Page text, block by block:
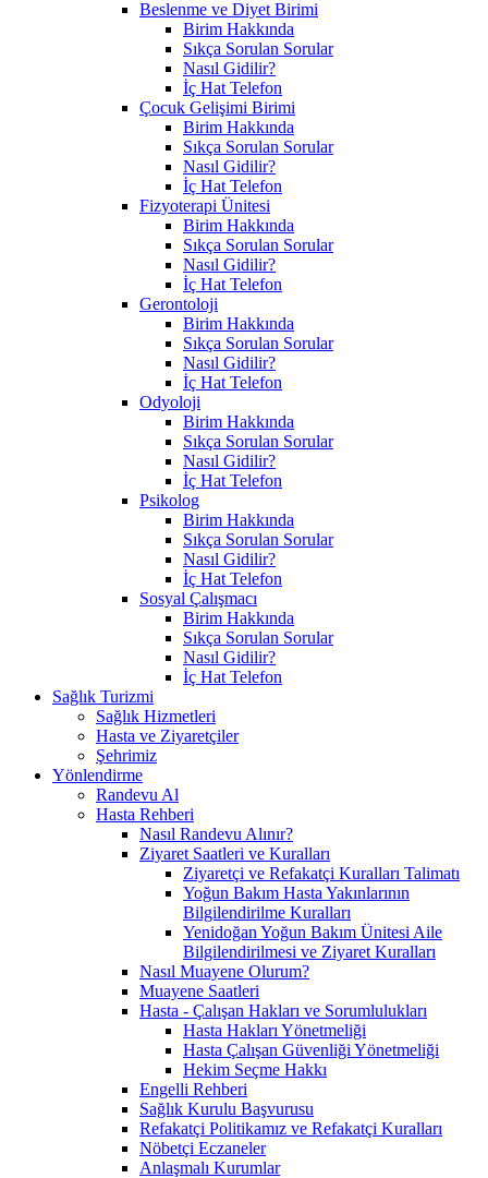
Beslenme ve Diyet Birimi
Birim Hakkında
Sıkça Sorulan Sorular
Nasıl Gidilir?
İç Hat Telefon
Çocuk Gelişimi Birimi
Birim Hakkında
Sıkça Sorulan Sorular
Nasıl Gidilir?
İç Hat Telefon
Fizyoterapi Ünitesi
Birim Hakkında
Sıkça Sorulan Sorular
Nasıl Gidilir?
İç Hat Telefon
Gerontoloji
Birim Hakkında
Sıkça Sorulan Sorular
Nasıl Gidilir?
İç Hat Telefon
Odyoloji
Birim Hakkında
Sıkça Sorulan Sorular
Nasıl Gidilir?
İç Hat Telefon
Psikolog
Birim Hakkında
Sıkça Sorulan Sorular
Nasıl Gidilir?
İç Hat Telefon
Sosyal Çalışmacı
Birim Hakkında
Sıkça Sorulan Sorular
Nasıl Gidilir?
İç Hat Telefon
Sağlık Turizmi
Sağlık Hizmetleri
Hasta ve Ziyaretçiler
Şehrimiz
Yönlendirme
Randevu Al
Hasta Rehberi
Nasıl Randevu Alınır?
Ziyaret Saatleri ve Kuralları
Ziyaretçi ve Refakatçi Kuralları Talimatı
Yoğun Bakım Hasta Yakınlarının
Bilgilendirilme Kuralları
Yenidoğan Yoğun Bakım Ünitesi Aile
Bilgilendirilmesi ve Ziyaret Kuralları
Nasıl Muayene Olurum?
Muayene Saatleri
Hasta - Çalışan Hakları ve Sorumlulukları
Hasta Hakları Yönetmeliği
Hasta Çalışan Güvenliği Yönetmeliği
Hekim Seçme Hakkı
Engelli Rehberi
Sağlık Kurulu Başvurusu
Refakatçi Politikamız ve Refakatçi Kuralları
Nöbetçi Eczaneler
Anlaşmalı Kurumlar